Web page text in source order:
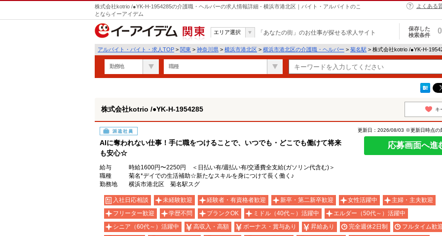
株式会社kotrio /●YK-H-1954285の介護職・ヘルパーの求人情報詳細 - 横浜市港北区｜バイト・アルバイトのこ
とならイーアイデム
よくある
関東
エリア選択 「あなたの街」のお仕事が探せる求人サイト
保存した
検索条件
0
アルバイト・バイト・求人TOP > 関東 > 神奈川県 > 横浜市港北区 > 横浜市港北区の介護職・ヘルパー > 菊名駅 > 株式会社kotrio /●YK-H-
勤務地 職種
株式会社kotrio /●YK-H-1954285 キ
派遣社員
AIに奪われない仕事！手に職をつけることで、いつでも・どこでも働けて将来
も安心☆
更新日：2026/08/03 ※更新日時点の
応募画面へ進
給与
時給1600円〜2250円 ＜日払い有/週払い有/交通費全支給(ガソリン代含む)＞
職種
菊名*デイでの生活補助☆新たなスキルを身につけて長く働く♪
勤務地
横浜市港北区 菊名駅スグ
入社日応相談 未経験歓迎 経験者・有資格者歓迎 新卒・第二新卒歓迎 女性活躍中
主婦・主夫歓迎
フリーター歓迎
学歴不問 ブランクOK ミドル（40代～）活躍中
エルダー（50代～）活躍中
シニア（60代～）活躍中
高収入・高額 ボーナス・賞与あり 昇給あり 完全週休2日制
フルタイム歓